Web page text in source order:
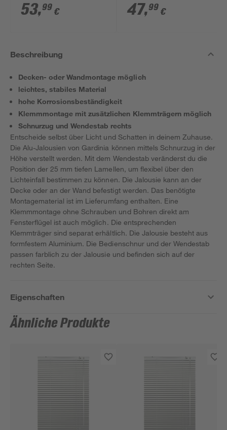
53,99 € 47,99 €
Beschreibung
Decken- oder Wandmontage möglich
leichtes, stabiles Material
hohe Korrosionsbeständigkeit
Klemmmontage mit zusätzlichen Klemmträgern möglich
Schnurzug und Wendestab rechts
Entscheide selbst über Licht und Schatten in deinem Zuhause.
Die Alu-Jalousien von Gardinia können mittels Schnurzug in der
Höhe verstellt werden. Mit dem Wendestab veränderst du die
Position der 25 mm tiefen Lamellen, um flexibel über den
Lichteinfall bestimmen zu können. Die Jalousie kann an der
Decke oder an der Wand befestigt werden. Das benötigte
Montagematerial ist im Lieferumfang enthalten. Eine
Klemmmontage ohne Schrauben und Bohren direkt am
Fensterflügel ist auch möglich. Die entsprechenden
Klemmträger sind separat erhältlich. Die Jalousie besteht aus
formfestem Aluminium. Die Bedienschnur und der Wendestab
passen farblich zu der Jalousie und befinden sich auf der
rechten Seite.
Eigenschaften
Ähnliche Produkte